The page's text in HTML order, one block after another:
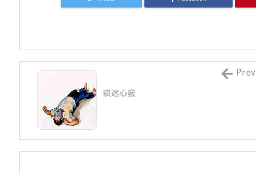
痰迷心竅
Prev